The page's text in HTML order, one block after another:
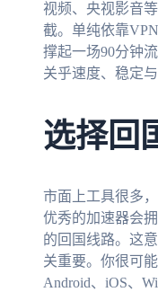
视频、央视影音
截。单纯依靠
撑起一场90分钟
关乎速度、稳定与
选择回
市面上工具很多
优秀的加速器会
的回国线路。这
关重要。你很可
Android、iOS、